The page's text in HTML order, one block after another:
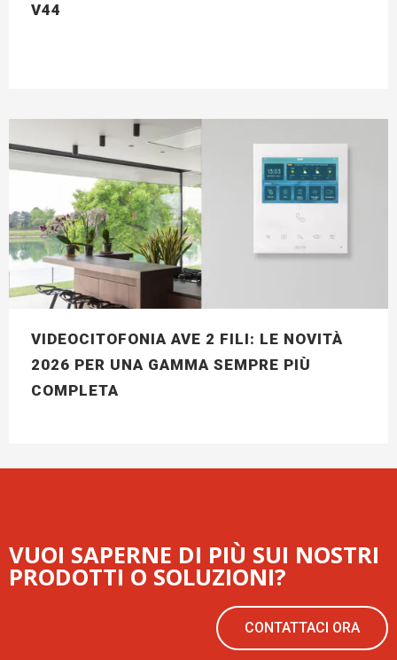
V44
VIDEOCITOFONIA AVE 2 FILI: LE NOVITÀ
2026 PER UNA GAMMA SEMPRE PIÙ
COMPLETA
VUOI SAPERNE DI PIÙ SUI NOSTRI
PRODOTTI O SOLUZIONI?
CONTATTACI ORA